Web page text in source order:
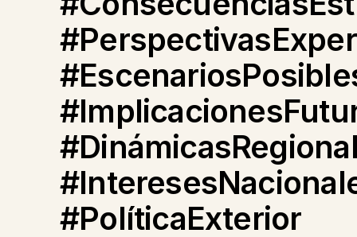
#PolíticaExterior